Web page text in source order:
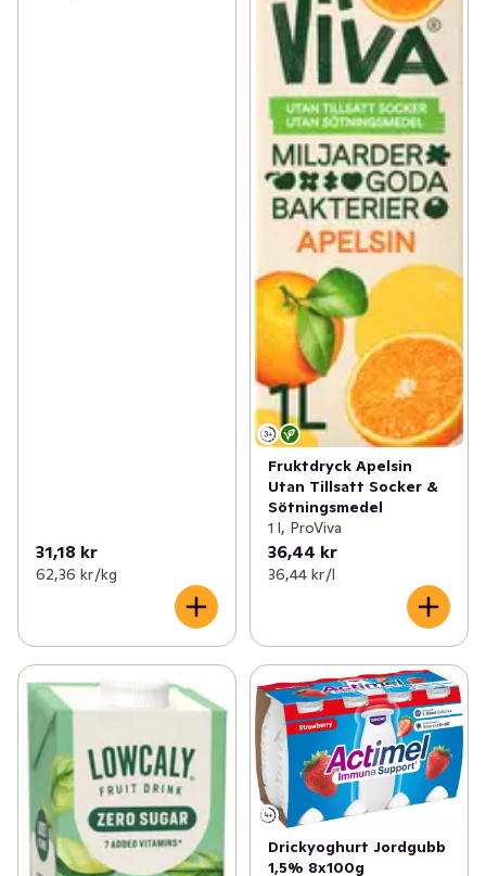
31,18 kr
62,36 kr /kg
Fruktdryck Apelsin
Utan Tillsatt Socker &
Sötningsmedel
1 l, ProViva
36,44 kr
36,44 kr /l
Drickyoghurt Jordgubb
1,5% 8x100g